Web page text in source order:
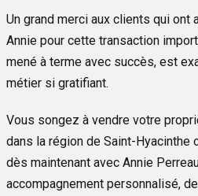
Un grand merci aux clients qui ont
Annie pour cette transaction
mené à terme avec succès, est
métier si gratifiant.
Vous songez à vendre votre
dans la région de Saint-Hyacinthe
dès maintenant avec Annie
accompagnement personnalisé,